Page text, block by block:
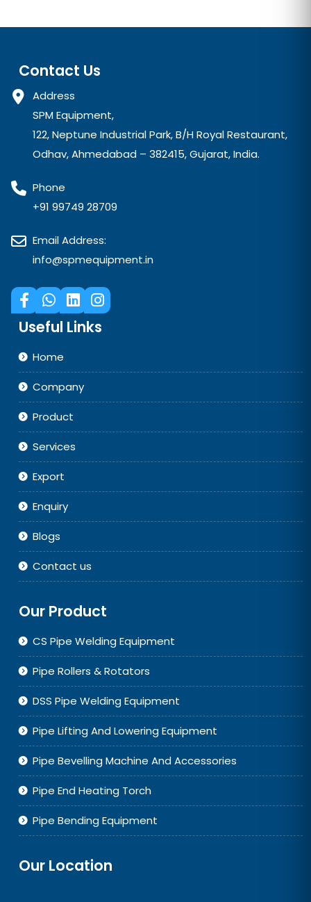
Contact Us
Address
SPM Equipment,
122, Neptune Industrial Park, B/H Royal Restaurant,
Odhav, Ahmedabad – 382415, Gujarat, India.
Phone
+91 99749 28709
Email Address:
info@spmequipment.in
Useful Links
Home
Company
Product
Services
Export
Enquiry
Blogs
Contact us
Our Product
CS Pipe Welding Equipment
Pipe Rollers & Rotators
DSS Pipe Welding Equipment
Pipe Lifting And Lowering Equipment
Pipe Bevelling Machine And Accessories
Pipe End Heating Torch
Pipe Bending Equipment
Our Location